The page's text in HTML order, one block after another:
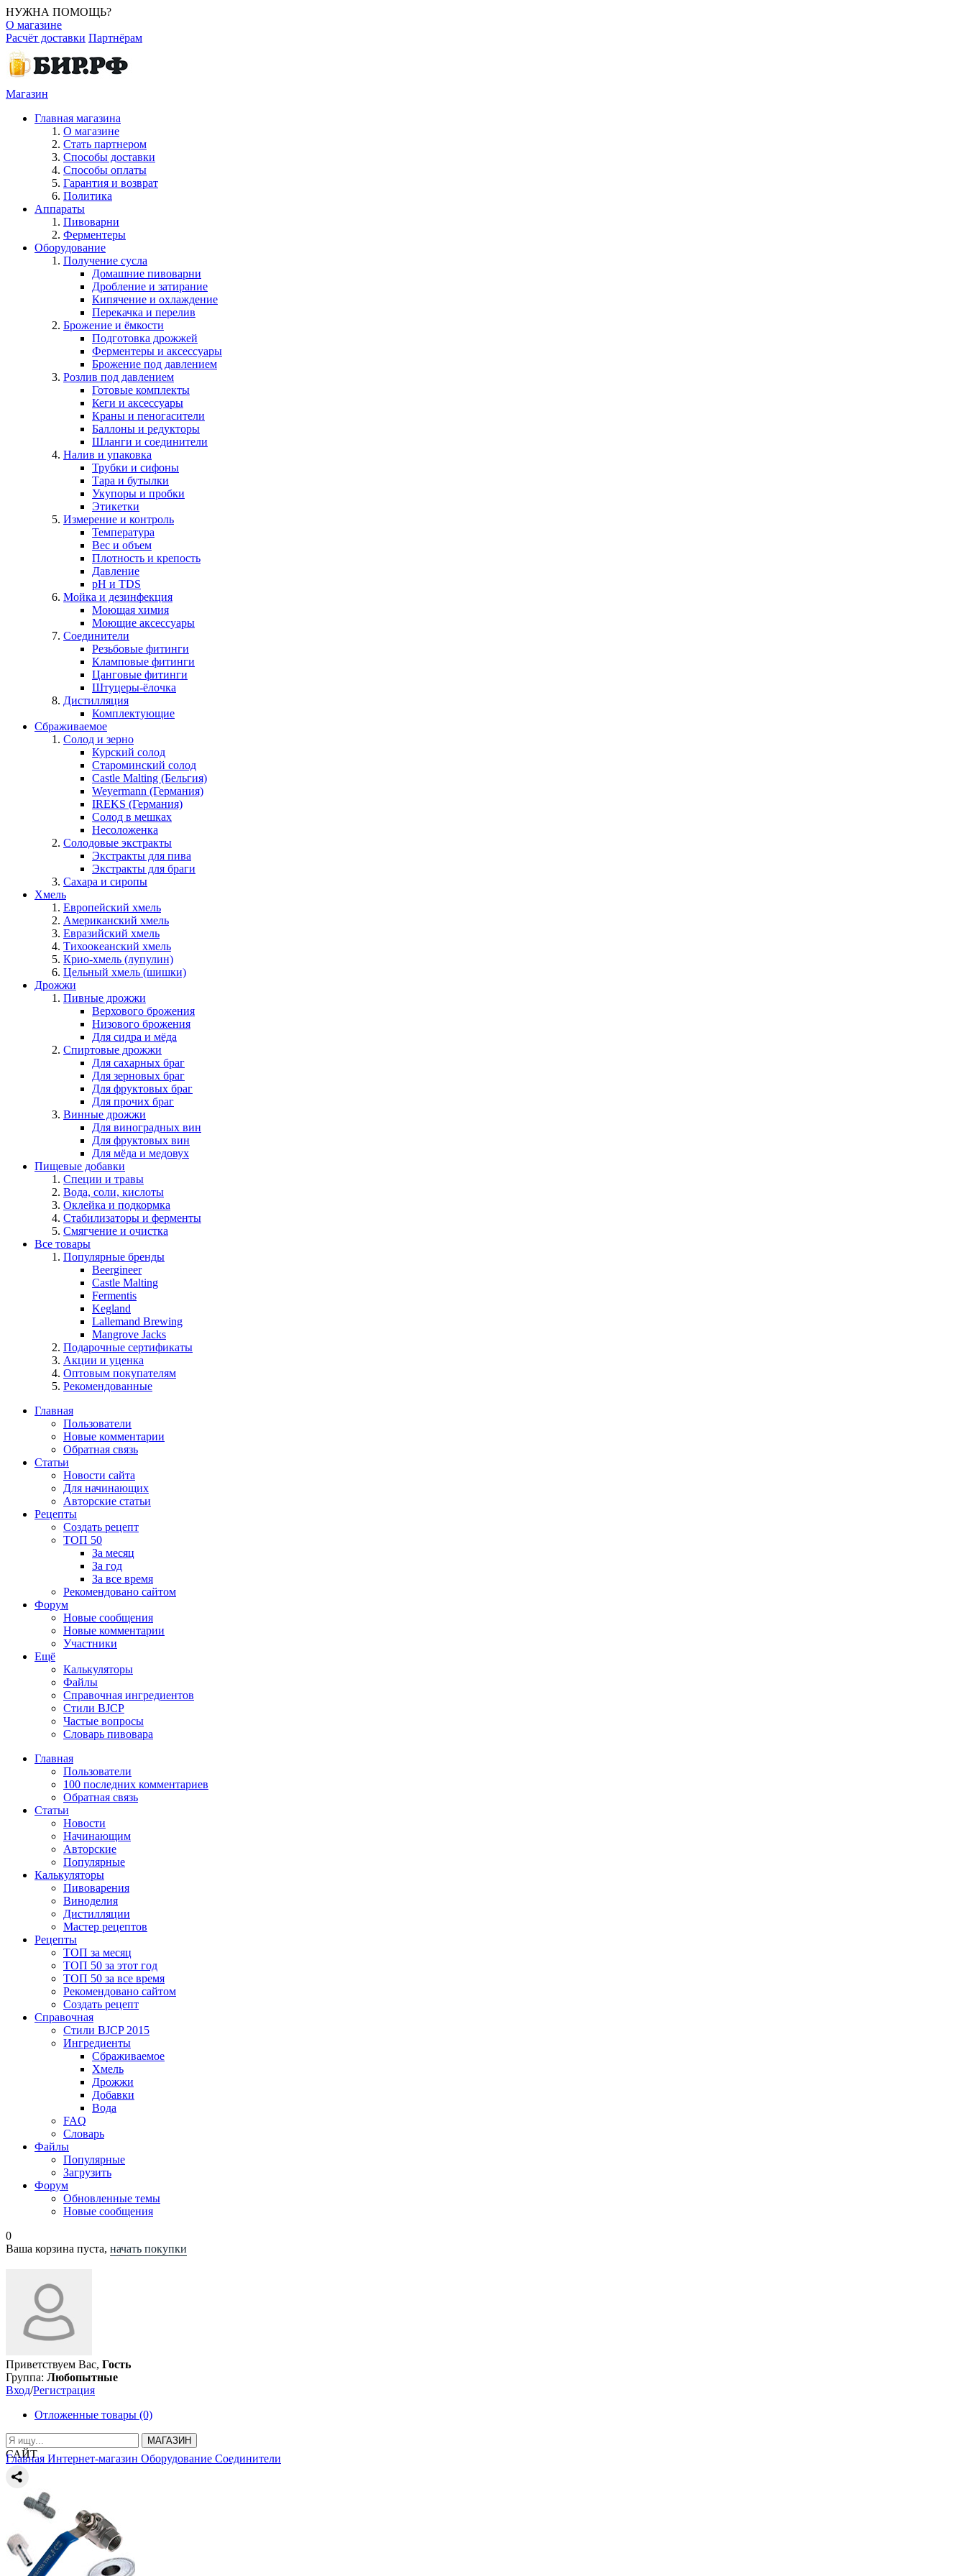
НУЖНА ПОМОЩЬ?
О магазине
Расчёт доставки Партнёрам
Магазин
Главная магазина
О магазине
Стать партнером
Способы доставки
Способы оплаты
Гарантия и возврат
Политика
Аппараты
Пивоварни
Ферментеры
Оборудование
Получение сусла
Домашние пивоварни
Дробление и затирание
Кипячение и охлаждение
Перекачка и перелив
Брожение и ёмкости
Подготовка дрожжей
Ферментеры и аксессуары
Брожение под давлением
Розлив под давлением
Готовые комплекты
Кеги и аксессуары
Краны и пеногасители
Баллоны и редукторы
Шланги и соединители
Налив и упаковка
Трубки и сифоны
Тара и бутылки
Укупоры и пробки
Этикетки
Измерение и контроль
Температура
Вес и объем
Плотность и крепость
Давление
pH и TDS
Мойка и дезинфекция
Моющая химия
Моющие аксессуары
Соединители
Резьбовые фитинги
Кламповые фитинги
Цанговые фитинги
Штуцеры-ёлочка
Дистилляция
Комплектующие
Сбраживаемое
Солод и зерно
Курский солод
Староминский солод
Castle Malting (Бельгия)
Weyermann (Германия)
IREKS (Германия)
Солод в мешках
Несоложенка
Солодовые экстракты
Экстракты для пива
Экстракты для браги
Сахара и сиропы
Хмель
Европейский хмель
Американский хмель
Евразийский хмель
Тихоокеанский хмель
Крио-хмель (лупулин)
Цельный хмель (шишки)
Дрожжи
Пивные дрожжи
Верхового брожения
Низового брожения
Для сидра и мёда
Спиртовые дрожжи
Для сахарных браг
Для зерновых браг
Для фруктовых браг
Для прочих браг
Винные дрожжи
Для виноградных вин
Для фруктовых вин
Для мёда и медовух
Пищевые добавки
Специи и травы
Вода, соли, кислоты
Оклейка и подкормка
Стабилизаторы и ферменты
Смягчение и очистка
Все товары
Популярные бренды
Beergineer
Castle Malting
Fermentis
Kegland
Lallemand Brewing
Mangrove Jacks
Подарочные сертификаты
Акции и уценка
Оптовым покупателям
Рекомендованные
Главная
Пользователи
Новые комментарии
Обратная связь
Статьи
Новости сайта
Для начинающих
Авторские статьи
Рецепты
Создать рецепт
ТОП 50
За месяц
За год
За все время
Рекомендовано сайтом
Форум
Новые сообщения
Новые комментарии
Участники
Ещё
Калькуляторы
Файлы
Справочная ингредиентов
Стили BJCP
Частые вопросы
Словарь пивовара
Главная
Пользователи
100 последних комментариев
Обратная связь
Статьи
Новости
Начинающим
Авторские
Популярные
Калькуляторы
Пивоварения
Виноделия
Дистилляции
Мастер рецептов
Рецепты
ТОП за месяц
ТОП 50 за этот год
ТОП 50 за все время
Рекомендовано сайтом
Создать рецепт
Справочная
Стили BJCP 2015
Ингредиенты
Сбраживаемое
Хмель
Дрожжи
Добавки
Вода
FAQ
Словарь
Файлы
Популярные
Загрузить
Форум
Обновленные темы
Новые сообщения
0
Ваша корзина пуста, начать покупки
Приветствуем Вас, Гость
Группа: Любопытные
Вход/Регистрация
Отложенные товары (0)
МАГАЗИН
САЙТ
Главная Интернет-магазин Оборудование Соединители